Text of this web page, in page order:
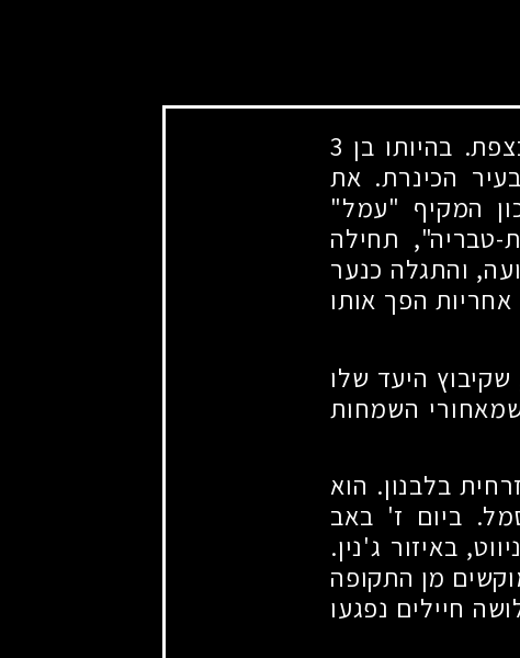
בהיותו בן 3
הכינרת. את
המקיף "עמל"
טבריה", תחילה
והתגלה כנער
הפך אותו
היעד שלו
השמחות
בלבנון. הוא
ביום ז' באב
באיזור ג'נין.
מן התקופה
חיילים נפגעו